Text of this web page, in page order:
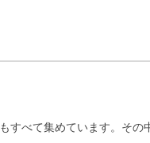
すべて集めています。そ